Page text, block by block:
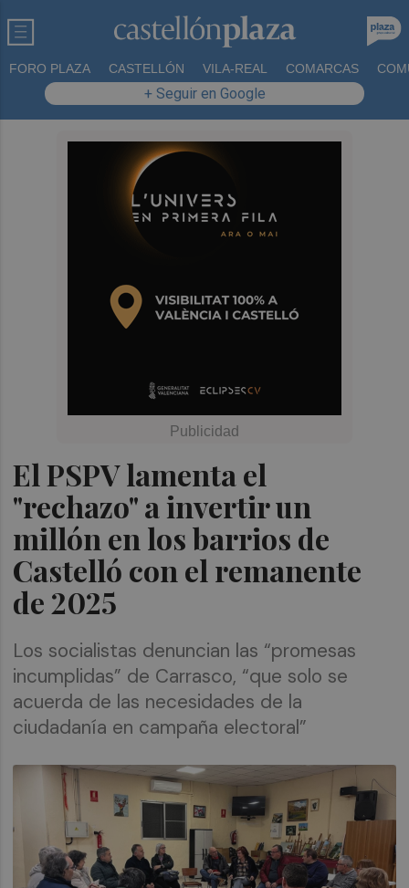
FORO PLAZA CASTELLÓN VILA-REAL COMARCAS
+ Seguir en Google
El PSPV lamenta el
"rechazo" a invertir un
millón en los barrios de
Castelló con el remanente
de 2025
Los socialistas denuncian las “promesas
incumplidas” de Carrasco, “que solo se
acuerda de las necesidades de la
ciudadanía en campaña electoral”